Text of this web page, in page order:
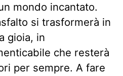
mondo incantato.
si trasformerà in
gioia, in
che resterà
per sempre. A fare